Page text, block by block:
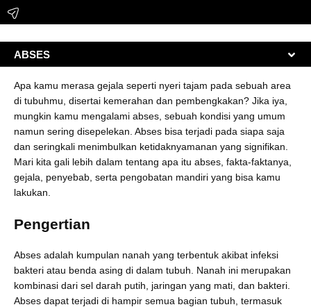
ABSES
Apa kamu merasa gejala seperti nyeri tajam pada sebuah area
di tubuhmu, disertai kemerahan dan pembengkakan? Jika iya,
mungkin kamu mengalami abses, sebuah kondisi yang umum
namun sering disepelekan. Abses bisa terjadi pada siapa saja
dan seringkali menimbulkan ketidaknyamanan yang signifikan.
Mari kita gali lebih dalam tentang apa itu abses, fakta-faktanya,
gejala, penyebab, serta pengobatan mandiri yang bisa kamu
lakukan.
Pengertian
Abses adalah kumpulan nanah yang terbentuk akibat infeksi
bakteri atau benda asing di dalam tubuh. Nanah ini merupakan
kombinasi dari sel darah putih, jaringan yang mati, dan bakteri.
Abses dapat terjadi di hampir semua bagian tubuh, termasuk